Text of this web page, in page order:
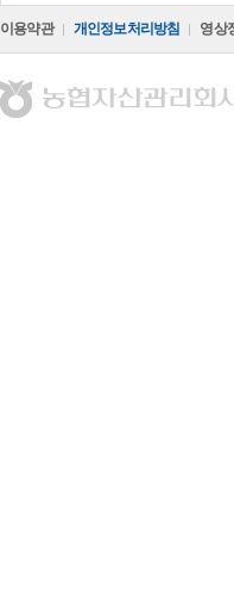
이용약관 개인정보처리방침 영상